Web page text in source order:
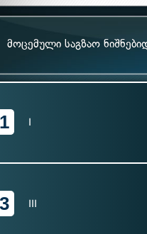
მოცემული საგზაო
1 I
3 III